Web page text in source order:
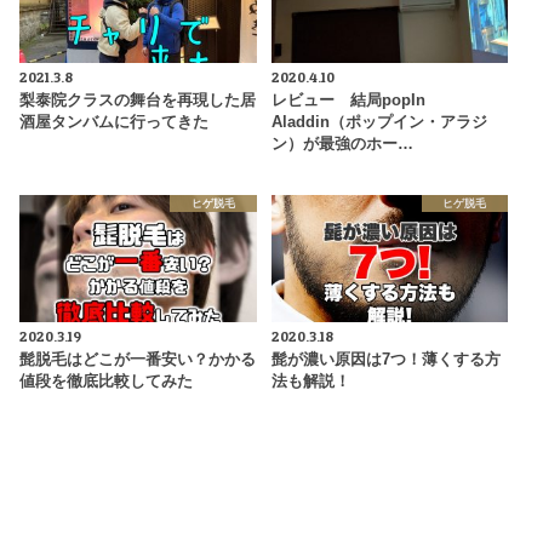
2021.3.8
梨泰院クラスの舞台を再現した居
酒屋タンバムに行ってきた
2020.4.10
レビュー 結局popIn
Aladdin（ポップイン・アラジ
ン）が最強のホー…
ヒゲ脱毛
2020.3.19
髭脱毛はどこが一番安い？かかる
値段を徹底比較してみた
ヒゲ脱毛
2020.3.18
髭が濃い原因は7つ！薄くする方
法も解説！